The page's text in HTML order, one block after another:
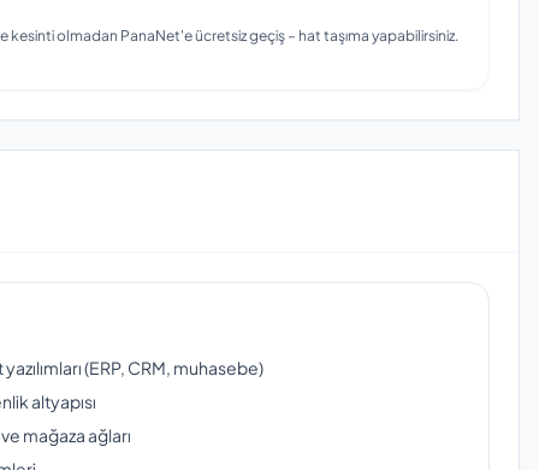
kesinti olmadan PanaNet'e ücretsiz geçiş – hat taşıma yapabilirsiniz.
(ERP, CRM, muhasebe)
altyapısı
mağaza ağları